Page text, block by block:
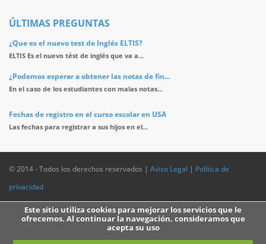
ÚLTIMAS PREGUNTAS
¿Que es el nuevo test de Inglés ELTIS?
ELTIS Es el nuevo tést de inglés que va a...
¿Podemos esperar a obtener las notas de fin...
En el caso de los estudiantes con malas notas...
Fechas de registro en el curso escolar en USA
Las fechas para registrar a sus hijos en el...
© 2014 - Todos los derechos reservados | Aviso Legal | Política de
privacidad
Este sitio utiliza cookies para mejorar los servicios que le
ofrecemos. Al continuar la navegación, consideramos que
acepta su uso